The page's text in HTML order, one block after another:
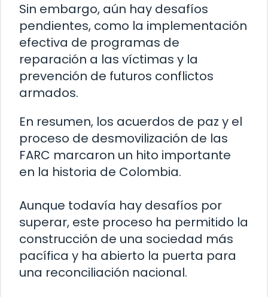
Sin embargo, aún hay desafíos
pendientes, como la implementación
efectiva de programas de
reparación a las víctimas y la
prevención de futuros conflictos
armados.
En resumen, los acuerdos de paz y el
proceso de desmovilización de las
FARC marcaron un hito importante
en la historia de Colombia.
Aunque todavía hay desafíos por
superar, este proceso ha permitido la
construcción de una sociedad más
pacífica y ha abierto la puerta para
una reconciliación nacional.